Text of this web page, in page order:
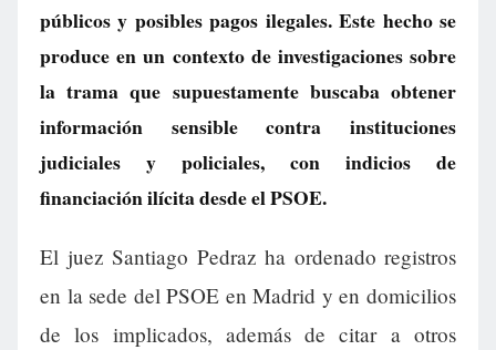
públicos y posibles pagos ilegales. Este hecho se
produce en un contexto de investigaciones sobre
la trama que supuestamente buscaba obtener
información sensible contra instituciones
judiciales y policiales, con indicios de
financiación ilícita desde el PSOE.
El juez Santiago Pedraz ha ordenado registros
en la sede del PSOE en Madrid y en domicilios
de los implicados, además de citar a otros